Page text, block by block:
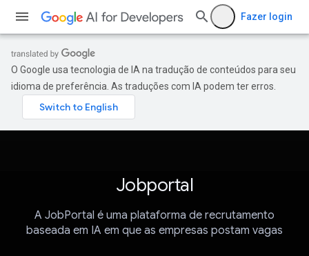
Fazer login
O Google usa tecnologia de IA na tradução de conteúdos para seu
idioma de preferência. As traduções com IA podem ter erros.
Jobportal
A JobPortal é uma plataforma de recrutamento
baseada em IA em que as empresas postam vagas